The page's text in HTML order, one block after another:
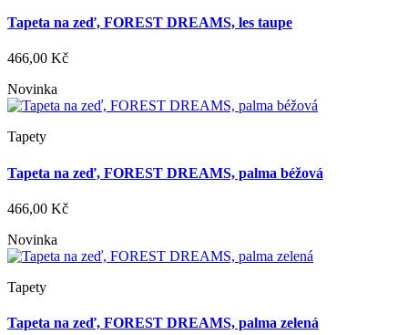
Tapeta na zeď, FOREST DREAMS, les taupe
466,00 Kč
Novinka
Tapety
Tapeta na zeď, FOREST DREAMS, palma béžová
466,00 Kč
Novinka
Tapety
Tapeta na zeď, FOREST DREAMS, palma zelená